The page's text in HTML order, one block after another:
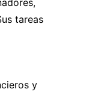
tareas
y